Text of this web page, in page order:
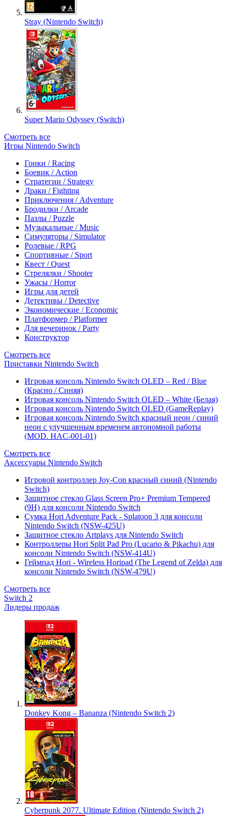
Stray (Nintendo Switch)
Super Mario Odyssey (Switch)
Смотреть все
Игры Nintendo Switch
Гонки / Racing
Боевик / Action
Стратегии / Strategy
Драки / Fighting
Приключения / Adventure
Бродилки / Arcade
Пазлы / Puzzle
Музыкальные / Music
Симуляторы / Simulator
Ролевые / RPG
Спортивные / Sport
Квест / Quest
Стрелялки / Shooter
Ужасы / Horror
Игры для детей
Детективы / Detective
Экономические / Economic
Платформер / Platformer
Для вечеринок / Party
Конструктор
Смотреть все
Приставки Nintendo Switch
Игровая консоль Nintendo Switch OLED – Red / Blue
(Красно / Синяя)
Игровая консоль Nintendo Switch OLED – White (Белая)
Игровая консоль Nintendo Switch OLED (GameReplay)
Игровая консоль Nintendo Switch красный неон / синий
неон с улучшенным временем автономной работы
(MOD. HAC-001-01)
Смотреть все
Аксессуары Nintendo Switch
Игровой контроллер Joy-Con красный синий (Nintendo
Switch)
Защитное стекло Glass Screen Pro+ Premium Tempered
(9H) для консоли Nintendo Switch
Сумка Hori Adventure Pack - Splatoon 3 для консоли
Nintendo Switch (NSW-425U)
Защитное стекло Artplays для Nintendo Switch
Контроллеры Hori Split Pad Pro (Lucario & Pikachu) для
консоли Nintendo Switch (NSW-414U)
Геймпад Hori - Wireless Horipad (The Legend of Zelda) для
консоли Nintendo Switch (NSW-479U)
Смотреть все
Switch 2
Лидеры продаж
Donkey Kong – Bananza (Nintendo Switch 2)
Cyberpunk 2077. Ultimate Edition (Nintendo Switch 2)